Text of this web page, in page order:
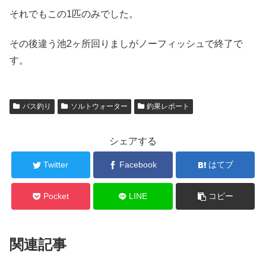
それでもこの1匹のみでした。
その後違う池2ヶ所回りましがノーフィッシュで終了で
す。
バス釣り ソルトウォーター 釣果レポート
シェアする
Twitter Facebook はてブ
Pocket LINE コピー
関連記事